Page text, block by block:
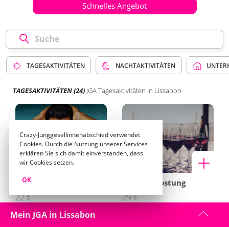
Schnelles Angebot
TAGESAKTIVITÄTEN NACHTAKTIVITÄTEN
TAGESAKTIVITÄTEN(24) JGA Tagesaktivitäten in Lissabon
Sexy Wake Up
22 €
Weinverkostung
29 €
Mein JGA in Lissabon
Crazy-Junggesellinnenabschied verwendet
Cookies. Durch die Nutzung unserer Services
erklären Sie sich damit einverstanden, dass
wir Cookies setzen.
OK